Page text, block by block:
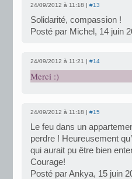
24/09/2012 à 11:18 | #13
Solidarité, compassion !
Posté par Michel, 14 juin
24/09/2012 à 11:21 | #14
Merci :)
24/09/2012 à 11:18 | #15
Le feu dans un
perdre ! Heureusement
qui aurait pu être bien
Courage!
Posté par Ankya, 15 juin